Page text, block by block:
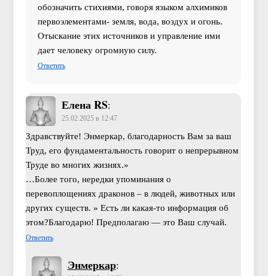
обозначить стихиями, говоря языком алхимиков
первоэлементами- земля, вода, воздух и огонь.
Отыскание этих источников и управление ими
дает человеку огромную силу.
Ответить
Елена RS:
25.02.2025 в 12:47
Здравствуйте! Энмеркар, благодарность Вам за ваш
Труд, его фундаментальность говорит о непрерывном
Труде во многих жизнях.»
…Более того, нередки упоминания о
перевоплощениях драконов – в людей, животных или
других существ. » Есть ли какая-то информация об
этом?Благодарю! Предполагаю — это Ваш случай.
Ответить
Энмеркар: